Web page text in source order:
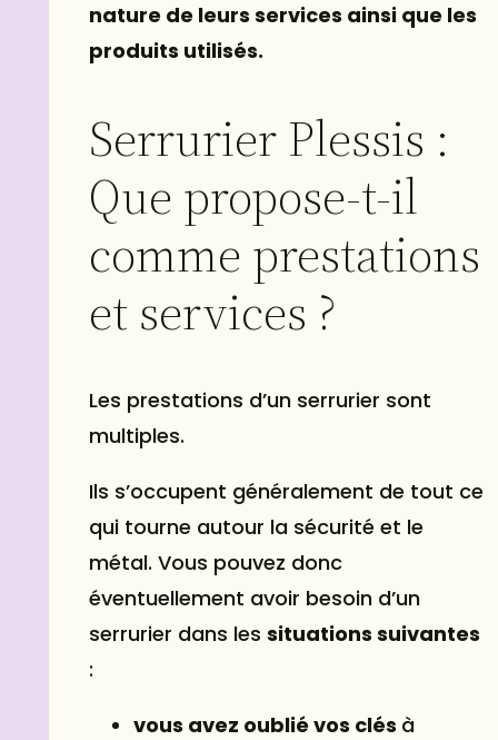
nature de leurs services ainsi que les
produits utilisés.
Serrurier Plessis :
Que propose-t-il
comme prestations
et services ?
Les prestations d’un serrurier sont
multiples.
Ils s’occupent généralement de tout ce
qui tourne autour la sécurité et le
métal. Vous pouvez donc
éventuellement avoir besoin d’un
serrurier dans les situations suivantes
:
vous avez oublié vos clés à